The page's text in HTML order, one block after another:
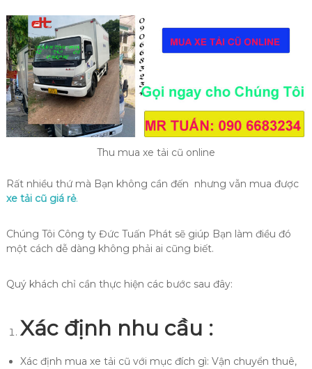
Thu mua xe tải cũ online
Rất nhiều thứ mà Bạn không cần đến nhưng vẫn mua được
xe tải cũ giá rẻ.
Chúng Tôi Công ty Đức Tuấn Phát sẽ giúp Bạn làm điều đó
một cách dễ dàng không phải ai cũng biết.
Quý khách chỉ cần thực hiện các bước sau đây:
Xác định nhu cầu :
Xác định mua xe tải cũ với mục đích gì: Vận chuyển thuê,